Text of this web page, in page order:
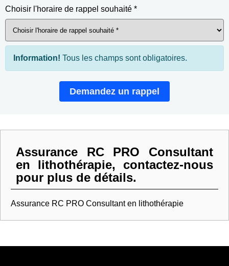
Choisir l'horaire de rappel souhaité *
Information! Tous les champs sont obligatoires.
Demandez un rappel
Assurance RC PRO Consultant
en lithothérapie, contactez-nous
pour plus de détails.
Assurance RC PRO Consultant en lithothérapie